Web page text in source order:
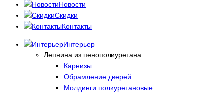
Новости
Скидки
Контакты
Интерьер
Лепнина из пенополиуретана
Карнизы
Обрамление дверей
Молдинги полиуретановые